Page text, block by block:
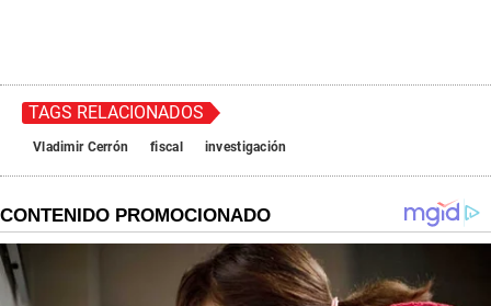
TAGS RELACIONADOS
Vladimir Cerrón fiscal investigación